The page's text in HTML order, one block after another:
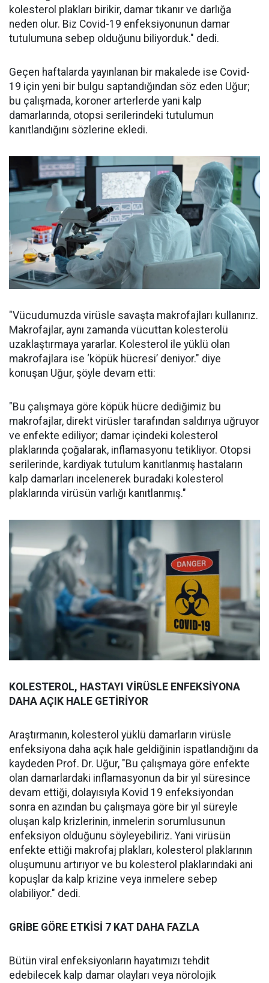
kolesterol plakları birikir, damar tıkanır ve darlığa
neden olur. Biz Covid-19 enfeksiyonunun damar
tutulumuna sebep olduğunu biliyorduk." dedi.
Geçen haftalarda yayınlanan bir makalede ise Covid-
19 için yeni bir bulgu saptandığından söz eden Uğur;
bu çalışmada, koroner arterlerde yani kalp
damarlarında, otopsi serilerindeki tutulumun
kanıtlandığını sözlerine ekledi.
"Vücudumuzda virüsle savaşta makrofajları kullanırız.
Makrofajlar, aynı zamanda vücuttan kolesterolü
uzaklaştırmaya yararlar. Kolesterol ile yüklü olan
makrofajlara ise ‘köpük hücresi’ deniyor." diye
konuşan Uğur, şöyle devam etti:
"Bu çalışmaya göre köpük hücre dediğimiz bu
makrofajlar, direkt virüsler tarafından saldırıya uğruyor
ve enfekte ediliyor; damar içindeki kolesterol
plaklarında çoğalarak, inflamasyonu tetikliyor. Otopsi
serilerinde, kardiyak tutulum kanıtlanmış hastaların
kalp damarları incelenerek buradaki kolesterol
plaklarında virüsün varlığı kanıtlanmış."
KOLESTEROL, HASTAYI VİRÜSLE ENFEKSİYONA
DAHA AÇIK HALE GETİRİYOR
Araştırmanın, kolesterol yüklü damarların virüsle
enfeksiyona daha açık hale geldiğinin ispatlandığını da
kaydeden Prof. Dr. Uğur, "Bu çalışmaya göre enfekte
olan damarlardaki inflamasyonun da bir yıl süresince
devam ettiği, dolayısıyla Kovid 19 enfeksiyondan
sonra en azından bu çalışmaya göre bir yıl süreyle
oluşan kalp krizlerinin, inmelerin sorumlusunun
enfeksiyon olduğunu söyleyebiliriz. Yani virüsün
enfekte ettiği makrofaj plakları, kolesterol plaklarının
oluşumunu artırıyor ve bu kolesterol plaklarındaki ani
kopuşlar da kalp krizine veya inmelere sebep
olabiliyor." dedi.
GRİBE GÖRE ETKİSİ 7 KAT DAHA FAZLA
Bütün viral enfeksiyonların hayatımızı tehdit
edebilecek kalp damar olayları veya nörolojik